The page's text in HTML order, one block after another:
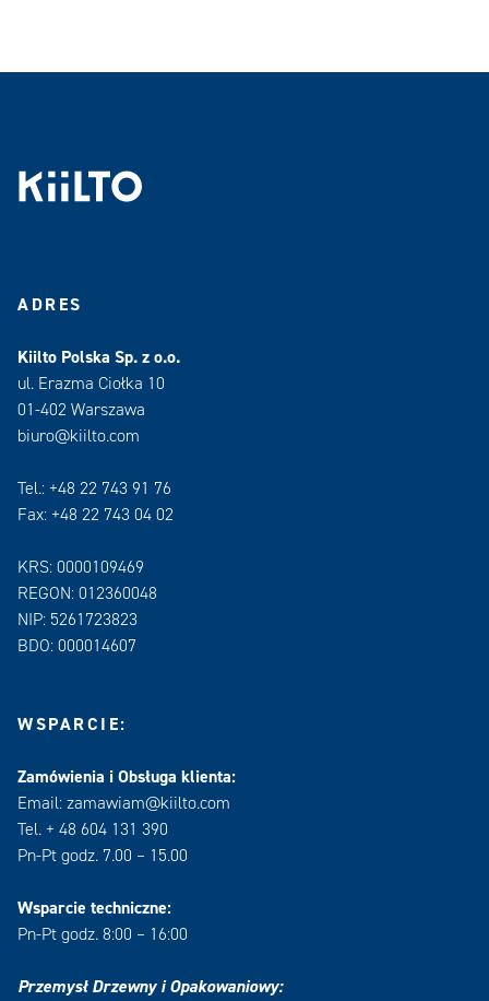
ADRES
Kiilto Polska Sp. z o.o.
ul. Erazma Ciołka 10
01-402 Warszawa
biuro@kiilto.com
Tel.: +48 22 743 91 76
Fax: +48 22 743 04 02
KRS: 0000109469
REGON: 012360048
NIP: 5261723823
BDO: 000014607
WSPARCIE:
Zamówienia i Obsługa klienta:
Email: zamawiam@kiilto.com
Tel. + 48 604 131 390
Pn-Pt godz. 7.00 – 15.00
Wsparcie techniczne:
Pn-Pt godz. 8:00 – 16:00
Przemysł Drzewny i Opakowaniowy: